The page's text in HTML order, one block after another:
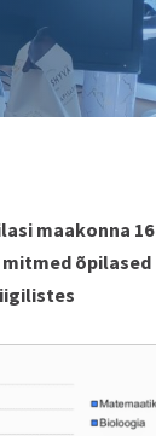
maakonna 16
õpilased